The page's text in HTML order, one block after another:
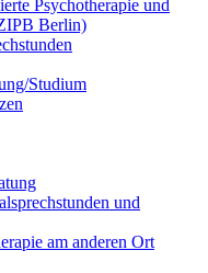
Psychotherapie und
Berlin)
Studium
und
am anderen Ort